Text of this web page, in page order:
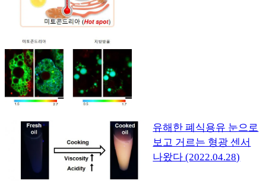
유해한 폐식용유 눈으로
보고 거르는 형광 센서
나왔다 (2022.04.28)